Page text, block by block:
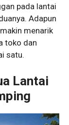
pada lantai
Adapun
menarik
toko dan
satu.
Lantai